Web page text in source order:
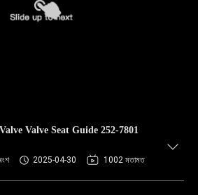
2025-04-30 1002 মতামত